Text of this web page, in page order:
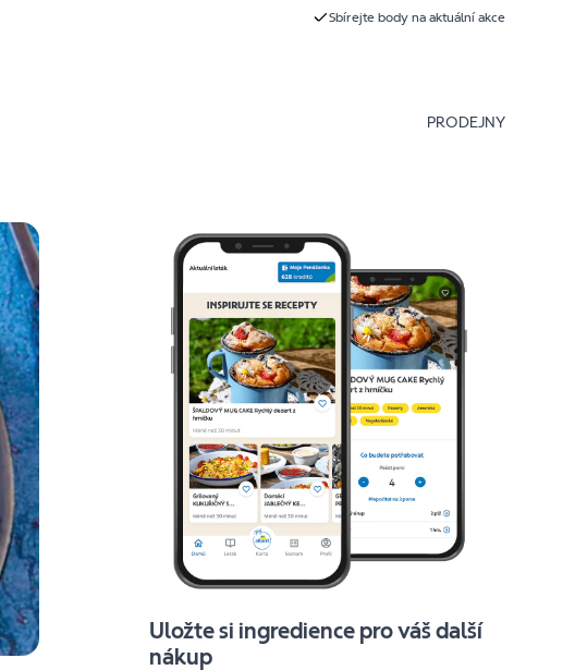
Sbírejte body na aktuální akce
PRODEJNY
Uložte si ingredience pro váš další
nákup